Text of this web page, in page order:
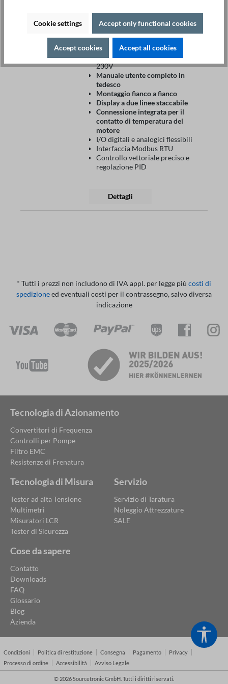
Gamma di frequenza di ingresso:
50Hz / 60Hz (± 5%)
Gamma di frequenza di uscita: 0 -
300Hz / 0 - 3200Hz
Tensione del motoretrifase:
230V
Manuale utente completo in
tedesco
Montaggio fianco a fianco
Display a due linee staccabile
Connessione integrata per il
contatto di temperatura del
motore
I/O digitali e analogici flessibili
Interfaccia Modbus RTU
Controllo vettoriale preciso e
regolazione PID
Dettagli
* Tutti i prezzi non includono di IVA appl. per legge più costi di
spedizioneed eventuali costi per il contrassegno, salvo diversa
indicazione
Tecnologia di Azionamento
Convertitori di Frequenza
Controlli per Pompe
Filtro EMC
Resistenze di Frenatura
Tecnologia di Misura
Tester ad alta Tensione
Multimetri
Misuratori LCR
Tester di Sicurezza
Servizio
Servizio di Taratura
Noleggio Attrezzature
SALE
Cose da sapere
Contatto
Downloads
FAQ
Glossario
Blog
Azienda
Condizioni Politica di restituzione Consegna Pagamento
Privacy
Processo di ordine
Accessibilità Avviso Legale
© 2026 Sourcetronic GmbH. Tutti i diritti riservati.
Cookie settings Accept only functional cookies
Accept cookies Accept all cookies